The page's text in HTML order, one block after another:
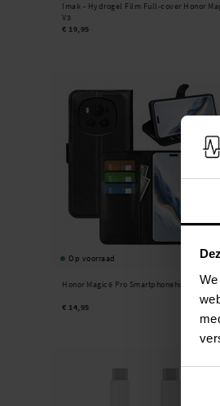
Imak - Hydrogel Film Full-cover Honor
V3
€ 19,95
Op voorraad
Honor Magic6 Pro Smartphonehoesje Zwart
€ 14,95